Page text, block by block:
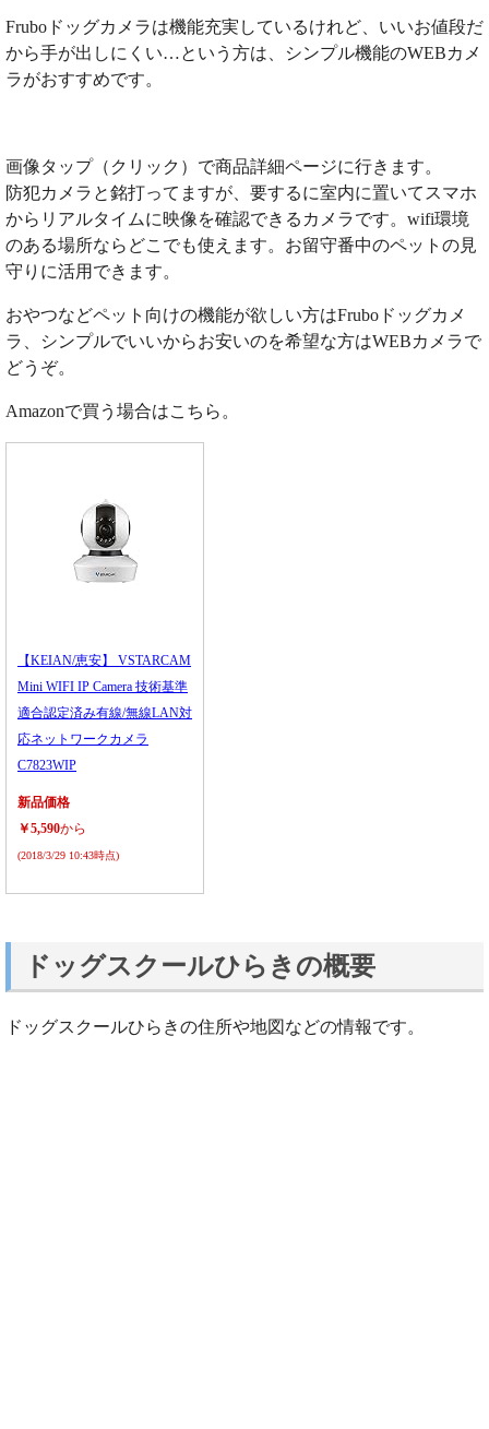
Fruboドッグカメラは機能充実しているけれど、いいお値段だ
から手が出しにくい…という方は、シンプル機能のWEBカメ
ラがおすすめです。
画像タップ（クリック）で商品詳細ページに行きます。
防犯カメラと銘打ってますが、要するに室内に置いてスマホ
からリアルタイムに映像を確認できるカメラです。wifi環境
のある場所ならどこでも使えます。お留守番中のペットの見
守りに活用できます。
おやつなどペット向けの機能が欲しい方はFruboドッグカメ
ラ、シンプルでいいからお安いのを希望な方はWEBカメラで
どうぞ。
Amazonで買う場合はこちら。
【KEIAN/恵安】 VSTARCAM
Mini WIFI IP Camera 技術基準
適合認定済み有線/無線LAN対
応ネットワークカメラ
C7823WIP
新品価格
￥5,590から
(2018/3/29 10:43時点)
ドッグスクールひらきの概要
ドッグスクールひらきの住所や地図などの情報です。